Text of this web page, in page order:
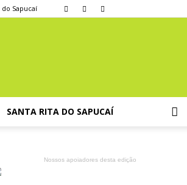
do Sapucaí
SANTA RITA DO SAPUCAÍ
Nossos apoiadores desta edição